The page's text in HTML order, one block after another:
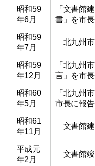
昭和59
年6月
「文書館
書」を市
昭和59
年7月
北九州市
昭和59
年12月
「北九州
言」を市
昭和60
年5月
「北九州
市長に報告
昭和61
年11月
文書館建
平成元
年2月
文書館竣